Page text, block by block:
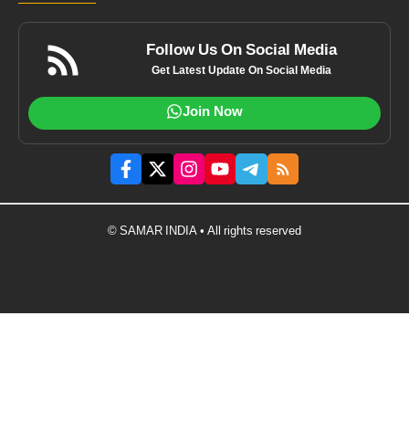
Follow Us On Social Media
Get Latest Update On Social Media
Join Now
© SAMAR INDIA • All rights reserved